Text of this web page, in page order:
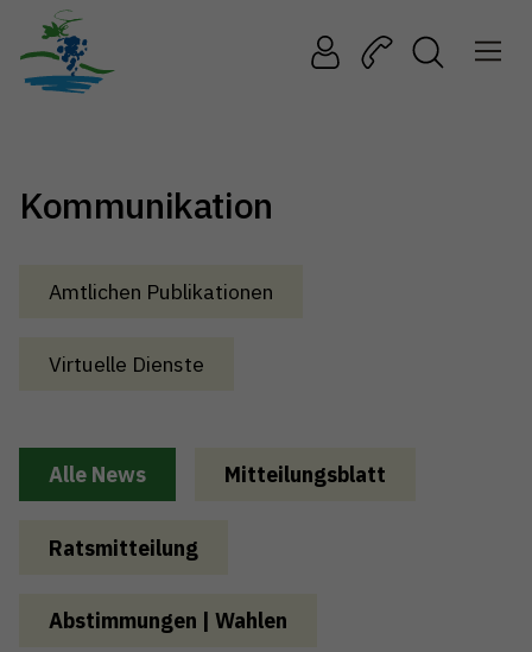
Kommunikation
Amtlichen Publikationen
Virtuelle Dienste
Alle News Mitteilungsblatt
Ratsmitteilung
Abstimmungen | Wahlen